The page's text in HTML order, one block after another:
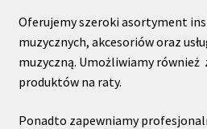
Oferujemy szeroki asortyment
muzycznych, akcesoriów oraz
muzyczną. Umożliwiamy również
produktów na raty.
Ponadto zapewniamy